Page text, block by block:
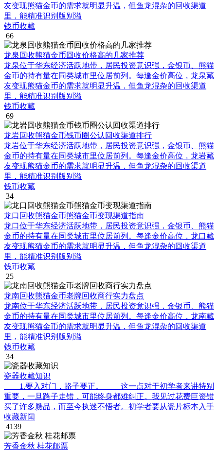
友变现熊猫金币的需求就明显升温，但鱼龙混杂的回收渠道
里，能精准识别版别溢
钱币收藏
66
龙泉回收熊猫金币回收价格高的几家推荐
龙泉位于华东经济活跃地带，居民投资意识强，金银币、熊猫
金币的持有量在同类城市里位居前列。每逢金价高位，龙泉藏
友变现熊猫金币的需求就明显升温，但鱼龙混杂的回收渠道
里，能精准识别版别溢
钱币收藏
69
龙岩回收熊猫金币钱币圈公认回收渠道排行
龙岩位于华东经济活跃地带，居民投资意识强，金银币、熊猫
金币的持有量在同类城市里位居前列。每逢金价高位，龙岩藏
友变现熊猫金币的需求就明显升温，但鱼龙混杂的回收渠道
里，能精准识别版别溢
钱币收藏
34
龙口回收熊猫金币熊猫金币变现渠道指南
龙口位于华东经济活跃地带，居民投资意识强，金银币、熊猫
金币的持有量在同类城市里位居前列。每逢金价高位，龙口藏
友变现熊猫金币的需求就明显升温，但鱼龙混杂的回收渠道
里，能精准识别版别溢
钱币收藏
25
龙南回收熊猫金币老牌回收商行实力盘点
龙南位于华东经济活跃地带，居民投资意识强，金银币、熊猫
金币的持有量在同类城市里位居前列。每逢金价高位，龙南藏
友变现熊猫金币的需求就明显升温，但鱼龙混杂的回收渠道
里，能精准识别版别溢
钱币收藏
34
瓷器收藏知识
1.要入对门，路子要正。 这一点对于初学者来讲特别
重要，一旦路子走错，可能终身都难纠正。我见过花费巨资错
买了许多赝品，而至今执迷不悟者。初学者要从瓷片标本入手
收藏新闻
4139
芳香金秋 桂花邮票